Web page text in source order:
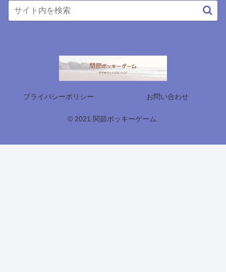
プライバシーポリシー お問い合わせ
© 2021 関節ポッキーゲーム.